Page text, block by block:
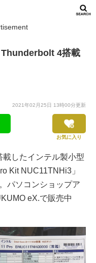
Thunderbolt 4搭載
2021年02月25日 13時00分更新
お気に入り
したインテル製小型
Kit NUC11TNHi3」
パソコンショップア
eX.で販売中